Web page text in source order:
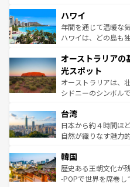
着のスイス情報は
のような巨大都市は
ンメントが詰まった
西部には大自然が広
部のニューオーリン
文化が魅力。旅行者
しみながら、その多
るだろう。車でのロ
情報は
ハワイ
年間を通じて温暖な
ハワイは、どの島も
ワイ島は見逃せない
島だが、静かな自然
おすすめ。エメラル
文化や歴史が息づい
人々、おいしいロー
ク、伝統的なフラダ
っている。訪れるた
はコンテンツ一覧
オーストラリアの
光スポット
オーストラリアは、
シドニーのシンボル
リアリーフや大陸中
ク）、タスマニアの
ど、見どころがたく
いる。アクティビテ
ビング、ハイキング
い。オーストラリア
台湾
日本から約４時間ほ
自然が織りなす魅力
ン）、静ひつな山岳
と山間の静けさが共
驚きをもたらしてく
韓国
歴史ある王朝文化が
-POPで世界を席巻し